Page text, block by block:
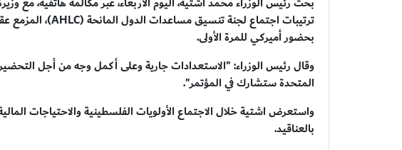
بحضور أميركي للمرة الأولى.
وقال رئيس الوزراء: "الاستعدادات جارية وعلى أكمل وجه من أجل التحضير
المتحدة ستشارك في المؤتمر".
بالعناقيد.